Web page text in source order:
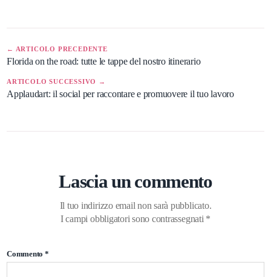
← ARTICOLO PRECEDENTE
Florida on the road: tutte le tappe del nostro itinerario
ARTICOLO SUCCESSIVO →
Applaudart: il social per raccontare e promuovere il tuo lavoro
Lascia un commento
Il tuo indirizzo email non sarà pubblicato.
I campi obbligatori sono contrassegnati *
Commento *